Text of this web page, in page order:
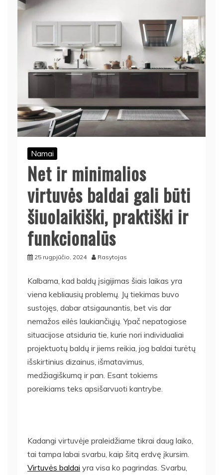
Namai
Net ir minimalios
virtuvės baldai gali būti
šiuolaikiški, praktiški ir
funkcionalūs
25 rugpjūčio, 2024 Rasytojas
Kalbama, kad baldų įsigijimas šiais laikas yra
viena kebliausių problemų. Jų tiekimas buvo
sustojęs, dabar atsigaunantis, bet vis dar
nemažos eilės laukiančiųjų. Ypač nepatogiose
situacijose atsiduria tie, kurie nori individualiai
projektuotų baldų ir jiems reikia, jog baldai turėtų
išskirtinius dizainus, išmatavimus,
medžiagiškumą ir pan. Esant tokiems
poreikiams teks apsišarvuoti kantrybe.
Kadangi virtuvėje praleidžiame tikrai daug laiko,
tai tampa labai svarbu, kaip šitą erdvę įkursim.
Virtuvės baldai yra visa ko pagrindas. Svarbu,